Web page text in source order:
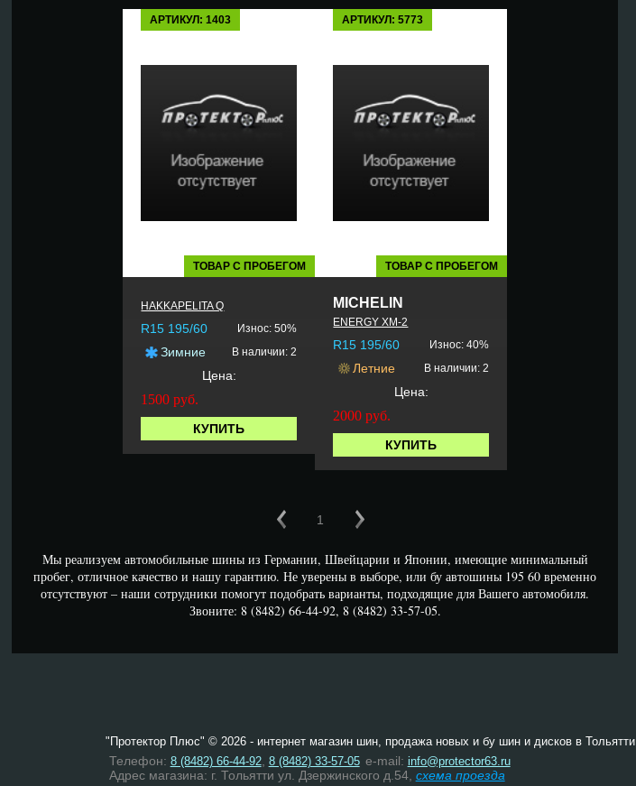
АРТИКУЛ: 1403
ТОВАР С ПРОБЕГОМ
HAKKAPELITA Q
R15 195/60 Износ: 50%
Зимние В наличии: 2
Цена:
1500руб.
КУПИТЬ
АРТИКУЛ: 5773
ТОВАР С ПРОБЕГОМ
MICHELIN
ENERGY XM-2
R15 195/60 Износ: 40%
Летние В наличии: 2
Цена:
2000руб.
КУПИТЬ
1
Мы реализуем автомобильные шины из Германии, Швейцарии и Японии, имеющие минимальный
пробег, отличное качество и нашу гарантию. Не уверены в выборе, или бу автошины 195 60 временно
отсутствуют – наши сотрудники помогут подобрать варианты, подходящие для Вашего автомобиля.
Звоните: 8 (8482) 66-44-92, 8 (8482) 33-57-05.
"Протектор Плюс" © 2026 - интернет магазин шин, продажа новых и бу шин и дисков в Тольятти
Телефон: 8 (8482) 66-44-92, 8 (8482) 33-57-05 e-mail: info@protector63.ru
Адрес магазина: г. Тольятти ул. Дзержинского д.54, схема проезда